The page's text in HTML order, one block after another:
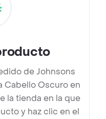
de Johnsons
Cabello Oscuro en
la tienda en la que
y haz clic en el